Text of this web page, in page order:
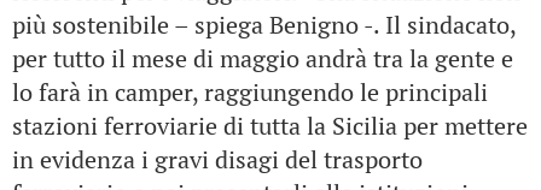
più sostenibile – spiega Benigno -. Il sindacato,
per tutto il mese di maggio andrà tra la gente e
lo farà in camper, raggiungendo le principali
stazioni ferroviarie di tutta la Sicilia per mettere
in evidenza i gravi disagi del trasporto